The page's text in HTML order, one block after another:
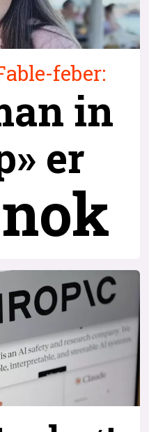
feber:
in
er